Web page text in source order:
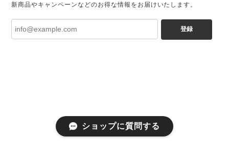
新商品やキャンペーンなどのお得な情報をお届けいたします。
登録
ショップに質問する